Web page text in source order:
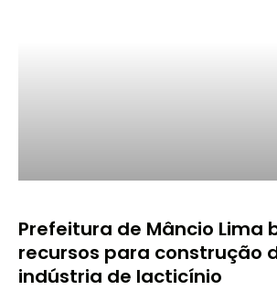
Prefeitura de Mâncio Lima
recursos para construção
indústria de lacticínio